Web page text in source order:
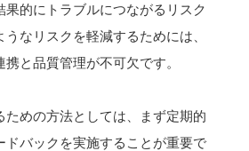
果的にトラブルにつながるリスク
なリスクを軽減するためには、
と品質管理が不可欠です。
ための方法としては、まず定期的
ドバックを実施することが重要で